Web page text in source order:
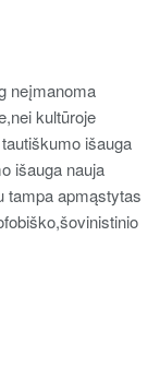
neįmanoma
kultūroje
išauga
išauga nauja
tampa apmąstytas